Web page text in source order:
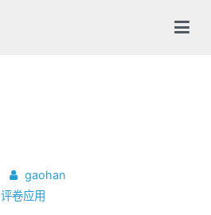
gaohan
评卷应用